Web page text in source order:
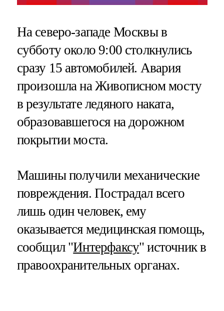
На северо-западе Москвы в
субботу около 9:00 столкнулись
сразу 15 автомобилей. Авария
произошла на Живописном мосту
в результате ледяного наката,
образовавшегося на дорожном
покрытии моста.
Машины получили механические
повреждения. Пострадал всего
лишь один человек, ему
оказывается медицинская помощь,
сообщил "Интерфаксу" источник в
правоохранительных органах.